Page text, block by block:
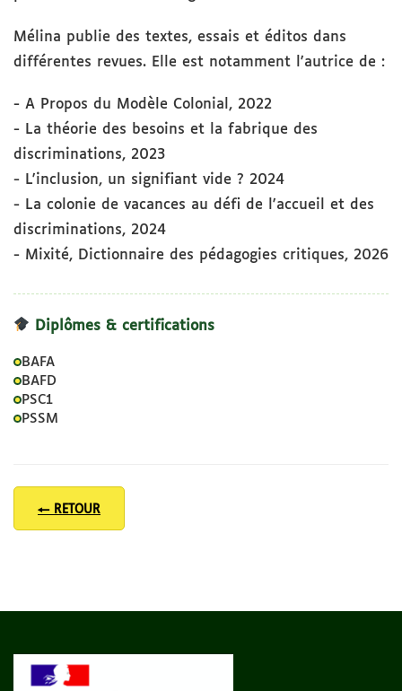
Mélina publie des textes, essais et éditos dans
différentes revues. Elle est notamment l'autrice de :
- A Propos du Modèle Colonial, 2022
- La théorie des besoins et la fabrique des
discriminations, 2023
- L'inclusion, un signifiant vide ? 2024
- La colonie de vacances au défi de l'accueil et des
discriminations, 2024
- Mixité, Dictionnaire des pédagogies critiques, 2026
Diplômes & certifications
BAFA
BAFD
PSC1
PSSM
← RETOUR